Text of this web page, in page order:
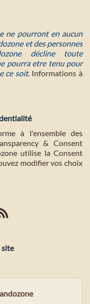
ne pourront en aucun
et des personnes
décline toute
pourra etre tenu pour
ce soit. Informations à
à l'ensemble des
& Consent
utilise la Consent
modifier vos choix
site